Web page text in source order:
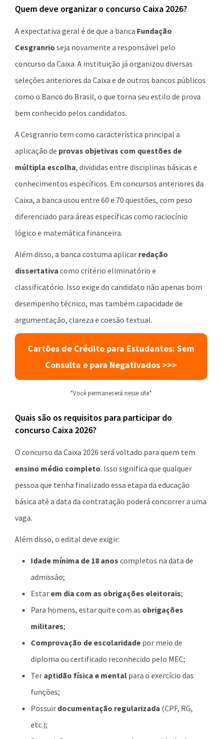
Quem deve organizar o concurso Caixa 2026?
A expectativa geral é de que a banca Fundação
Cesgranrio seja novamente a responsável pelo
concurso da Caixa. A instituição já organizou diversas
seleções anteriores da Caixa e de outros bancos públicos
como o Banco do Brasil, o que torna seu estilo de prova
bem conhecido pelos candidatos.
A Cesgranrio tem como característica principal a
aplicação de provas objetivas com questões de
múltipla escolha, divididas entre disciplinas básicas e
conhecimentos específicos. Em concursos anteriores da
Caixa, a banca usou entre 60 e 70 questões, com peso
diferenciado para áreas específicas como raciocínio
lógico e matemática financeira.
Além disso, a banca costuma aplicar redação
dissertativa como critério eliminatório e
classificatório. Isso exige do candidato não apenas bom
desempenho técnico, mas também capacidade de
argumentação, clareza e coesão textual.
Cartões de Crédito para Estudantes: Sem
Consulta e para Negativados >>>
*Você permanecerá nesse site*
Quais são os requisitos para participar do
concurso Caixa 2026?
O concurso da Caixa 2026 será voltado para quem tem
ensino médio completo. Isso significa que qualquer
pessoa que tenha finalizado essa etapa da educação
básica até a data da contratação poderá concorrer a uma
vaga.
Além disso, o edital deve exigir:
Idade mínima de 18 anos completos na data de
admissão;
Estar em dia com as obrigações eleitorais;
Para homens, estar quite com as obrigações
militares;
Comprovação de escolaridade por meio de
diploma ou certificado reconhecido pelo MEC;
Ter aptidão física e mental para o exercício das
funções;
Possuir documentação regularizada (CPF, RG,
etc.);